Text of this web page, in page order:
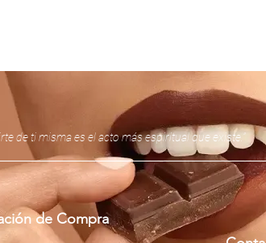
de ti misma es el acto más espiritual que existe.”
de Compra